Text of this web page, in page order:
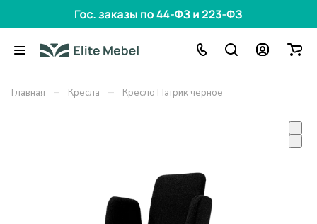
Главная – Кресла – Кресло Патрик черное